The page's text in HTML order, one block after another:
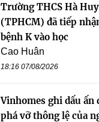
Trường THCS Hà
(TPHCM) đã tiếp
bệnh K vào học
Cao Huân
18:16 07/08/2026
Vinhomes ghi dấu ấn
phá vỡ thông lệ của